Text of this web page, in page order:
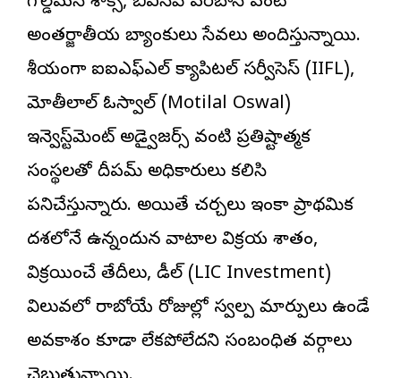
అంతర్జాతీయ బ్యాంకులు సేవలు అందిస్తున్నాయి.
దేశీయంగా ఐఐఎఫ్ఎల్ క్యాపిటల్ సర్వీసెస్ (IIFL),
మోతీలాల్ ఓస్వాల్ (Motilal Oswal)
ఇన్వెస్ట్‌మెంట్ అడ్వైజర్స్ వంటి ప్రతిష్టాత్మక
సంస్థలతో దీపమ్ అధికారులు కలిసి
పనిచేస్తున్నారు. అయితే చర్చలు ఇంకా ప్రాథమిక
దశలోనే ఉన్నందున వాటాల విక్రయ శాతం,
విక్రయించే తేదీలు, డీల్ (LIC Investment)
విలువలో రాబోయే రోజుల్లో స్వల్ప మార్పులు ఉండే
అవకాశం కూడా లేకపోలేదని సంబంధిత వర్గాలు